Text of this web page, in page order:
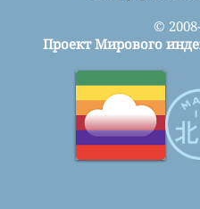
©
Проект Мирового